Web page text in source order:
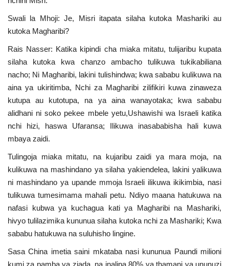
Swali la Mhoji: Je, Misri itapata silaha kutoka Mashariki au
kutoka Magharibi?
Rais Nasser: Katika kipindi cha miaka mitatu, tulijaribu kupata
silaha kutoka kwa chanzo ambacho tulikuwa tukikabiliana
nacho; Ni Magharibi, lakini tulishindwa; kwa sababu kulikuwa na
aina ya ukiritimba, Nchi za Magharibi zilifikiri kuwa zinaweza
kutupa au kutotupa, na ya aina wanayotaka; kwa sababu
alidhani ni soko pekee mbele yetu,Ushawishi wa Israeli katika
nchi hizi, haswa Ufaransa; Ilikuwa inasababisha hali kuwa
mbaya zaidi.
Tulingoja miaka mitatu, na kujaribu zaidi ya mara moja, na
kulikuwa na mashindano ya silaha yakiendelea, lakini yalikuwa
ni mashindano ya upande mmoja Israeli ilikuwa ikikimbia, nasi
tulikuwa tumesimama mahali petu. Ndiyo maana hatukuwa na
nafasi kubwa ya kuchagua kati ya Magharibi na Mashariki,
hivyo tulilazimika kununua silaha kutoka nchi za Mashariki; Kwa
sababu hatukuwa na suluhisho lingine.
Sasa China imetia saini mkataba nasi kununua Paundi milioni
kumi za pamba ya ziada, na inalipa 80% ya thamani ya ununuzi